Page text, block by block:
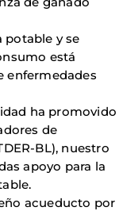
potable y se
está
enfermedades
ha promovido
de
BL), nuestro
apoyo para la
acueducto por